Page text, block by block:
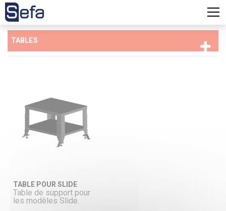
TABLES
TABLE POUR SLIDE
Table de support pour
les modèles Slide.